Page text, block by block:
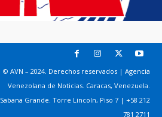
© AVN – 2024. Derechos reservados | Agencia
Venezolana de Noticias. Caracas, Venezuela.
Sabana Grande. Torre Lincoln, Piso 7 | +58 212
781 2711